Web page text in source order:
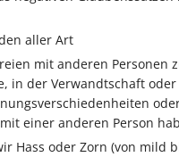
aller Art
mit anderen Personen
in der Verwandtschaft
einer anderen Person
Hass oder Zorn (von mild